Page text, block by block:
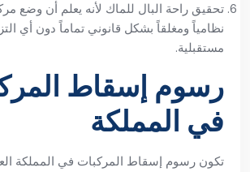
تحقيق راحة البال للماك لأنه يعلم أن وضع
نظامياً ومغلقاً بشكل قانوني تماماً دون أي
مستقبلية.
رسوم إسقاط
في المملكة
تكون رسوم إسقاط المركبات في المملكة